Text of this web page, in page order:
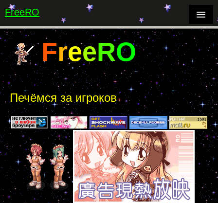
FreeRO
Форум
Онлайн-чат
Вики
Бесплатный хостинг веб-сайтов
FreeRO
Рагнарок
Печёмся за игроков